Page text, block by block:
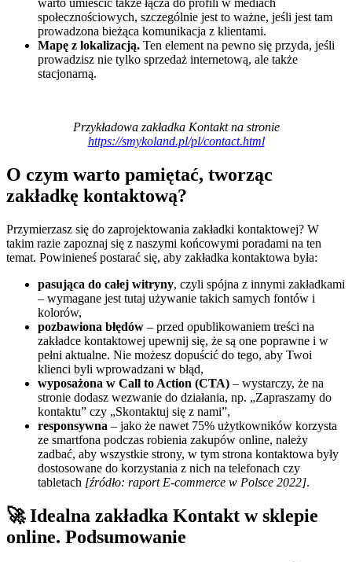
warto umieścić także łącza do profili w mediach
społecznościowych, szczególnie jest to ważne, jeśli jest tam
prowadzona bieżąca komunikacja z klientami.
Mapę z lokalizacją. Ten element na pewno się przyda, jeśli
prowadzisz nie tylko sprzedaż internetową, ale także
stacjonarną.
Przykładowa zakładka Kontakt na stronie
https://smykoland.pl/pl/contact.html
O czym warto pamiętać, tworząc
zakładkę kontaktową?
Przymierzasz się do zaprojektowania zakładki kontaktowej? W
takim razie zapoznaj się z naszymi końcowymi poradami na ten
temat. Powinieneś postarać się, aby zakładka kontaktowa była:
pasująca do całej witryny, czyli spójna z innymi zakładkami
– wymagane jest tutaj używanie takich samych fontów i
kolorów,
pozbawiona błędów – przed opublikowaniem treści na
zakładce kontaktowej upewnij się, że są one poprawne i w
pełni aktualne. Nie możesz dopuścić do tego, aby Twoi
klienci byli wprowadzani w błąd,
wyposażona w Call to Action (CTA) – wystarczy, że na
stronie dodasz wezwanie do działania, np. „Zapraszamy do
kontaktu” czy „Skontaktuj się z nami”,
responsywna – jako że nawet 75% użytkowników korzysta
ze smartfona podczas robienia zakupów online, należy
zadbać, aby wszystkie strony, w tym strona kontaktowa były
dostosowane do korzystania z nich na telefonach czy
tabletach [źródło: raport E-commerce w Polsce 2022].
🚀 Idealna zakładka Kontakt w sklepie
online. Podsumowanie